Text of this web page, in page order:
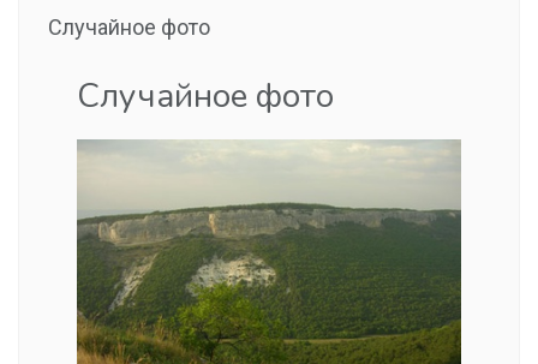
Случайное фото
Случайное фото